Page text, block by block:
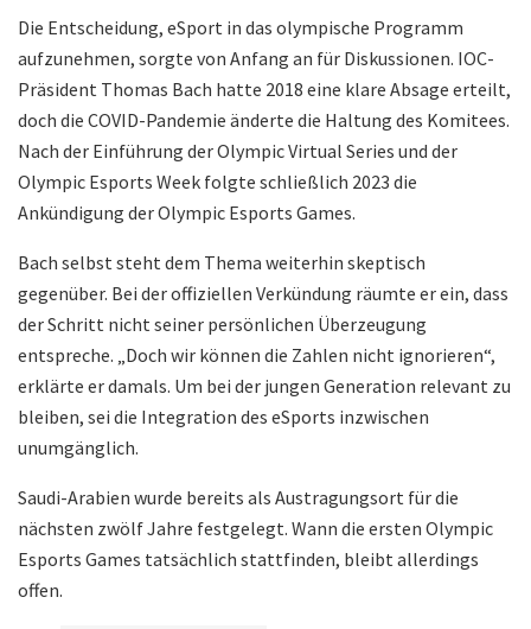
Die Entscheidung, eSport in das olympische Programm
aufzunehmen, sorgte von Anfang an für Diskussionen. IOC-
Präsident Thomas Bach hatte 2018 eine klare Absage erteilt,
doch die COVID-Pandemie änderte die Haltung des Komitees.
Nach der Einführung der Olympic Virtual Series und der
Olympic Esports Week folgte schließlich 2023 die
Ankündigung der Olympic Esports Games.
Bach selbst steht dem Thema weiterhin skeptisch
gegenüber. Bei der offiziellen Verkündung räumte er ein, dass
der Schritt nicht seiner persönlichen Überzeugung
entspreche. „Doch wir können die Zahlen nicht ignorieren“,
erklärte er damals. Um bei der jungen Generation relevant zu
bleiben, sei die Integration des eSports inzwischen
unumgänglich.
Saudi-Arabien wurde bereits als Austragungsort für die
nächsten zwölf Jahre festgelegt. Wann die ersten Olympic
Esports Games tatsächlich stattfinden, bleibt allerdings
offen.